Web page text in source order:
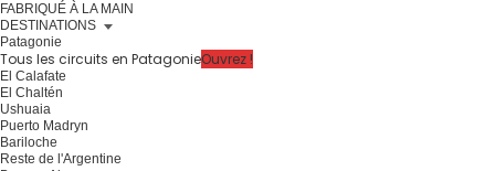
FABRIQUÉ À LA MAIN
DESTINATIONS
Patagonie
Tous les circuits en PatagonieOuvrez !
El Calafate
El Chaltén
Ushuaia
Puerto Madryn
Bariloche
Reste de l'Argentine